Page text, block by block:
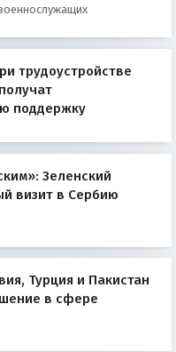
трудоустройстве
поддержку
Зеленский
визит в Сербию
Турция и Пакистан
в сфере